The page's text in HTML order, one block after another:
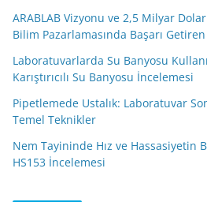
ARABLAB Vizyonu ve 2,5 Milyar
Bilim Pazarlamasında Başarı
Laboratuvarlarda Su Banyosu
Karıştırıcılı Su Banyosu İncelemesi
Pipetlemede Ustalık: Laboratuvar
Temel Teknikler
Nem Tayininde Hız ve Hassasiyetin
HS153 İncelemesi